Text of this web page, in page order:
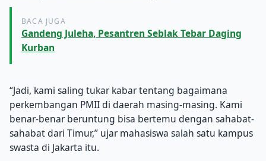
BACA JUGA
Gandeng Juleha, Pesantren Seblak Tebar Daging
Kurban
“Jadi, kami saling tukar kabar tentang bagaimana
perkembangan PMII di daerah masing-masing. Kami
benar-benar beruntung bisa bertemu dengan sahabat-
sahabat dari Timur,’’ ujar mahasiswa salah satu kampus
swasta di Jakarta itu.